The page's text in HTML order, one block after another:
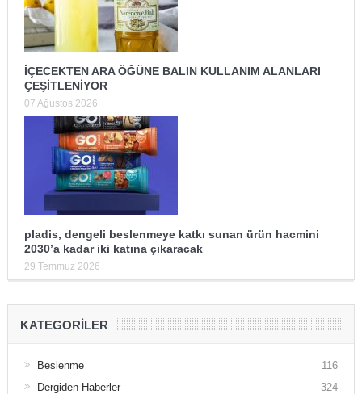
İÇECEKTEN ARA ÖĞÜNE BALIN KULLANIM ALANLARI
ÇEŞİTLENİYOR
07 Ağustos 2026
pladis, dengeli beslenmeye katkı sunan ürün hacmini
2030’a kadar iki katına çıkaracak
29 Temmuz 2026
KATEGORILER
Beslenme
116
Dergiden Haberler
324